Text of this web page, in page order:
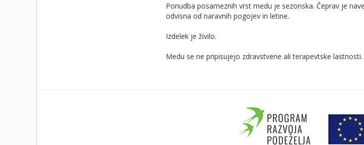
Ponudba posameznih vrst medu je sezonska. Čeprav je
odvisna od naravnih pogojev in letine.
Izdelek je živilo.
Medu se ne pripisujejo zdravstvene ali terapevtske lastnosti.